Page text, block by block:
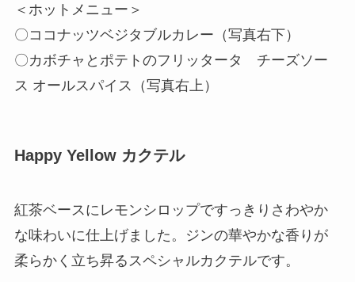
＜ホットメニュー＞
〇ココナッツベジタブルカレー（写真右下）
〇カボチャとポテトのフリッタータ チーズソー
ス オールスパイス（写真右上）
Happy Yellow カクテル
紅茶ベースにレモンシロップですっきりさわやか
な味わいに仕上げました。ジンの華やかな香りが
柔らかく立ち昇るスペシャルカクテルです。